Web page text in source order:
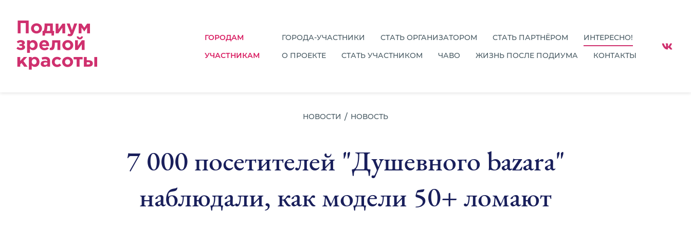
ГОРОДАМ ГОРОДА-УЧАСТНИКИ СТАТЬ ОРГАНИЗАТОРОМ СТАТЬ ПАРТНЁРОМ
ИНТЕРЕСНО!
УЧАСТНИКАМ
О ПРОЕКТЕ СТАТЬ УЧАСТНИКОМ ЧАВО ЖИЗНЬ ПОСЛЕ ПОДИУМА КОНТАКТЫ
НОВОСТИ НОВОСТЬ
7 000 посетителей "Душевного bazarа"
наблюдали, как модели 50+ ломают